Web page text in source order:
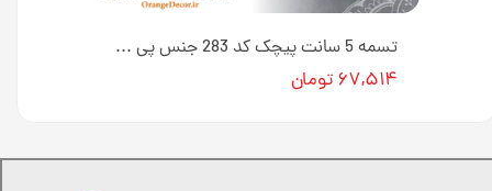
تسمه 5 سانت پیچک کد 283 جنس پی وی سی [انبار اصفهان]
۶۷,۵۱۴ تومان